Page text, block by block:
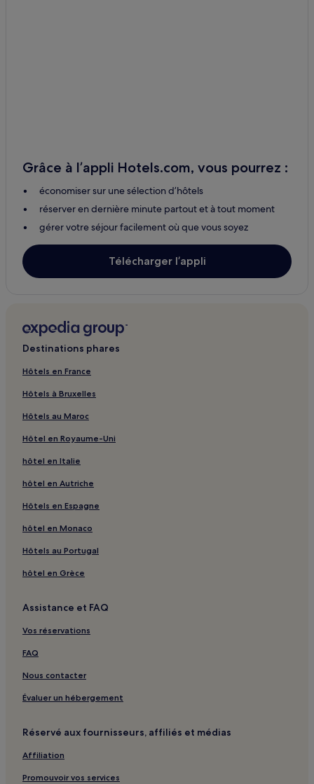
Maseru : hôtels
Maseru : Chambres d’hôtes
Grâce à l’appli Hotels.com, vous pourrez :
économiser sur une sélection d’hôtels
réserver en dernière minute partout et à tout moment
gérer votre séjour facilement où que vous soyez
Télécharger l’appli
Destinations phares
Hôtels en France
Hôtels à Bruxelles
Hôtels au Maroc
Hôtel en Royaume-Uni
hôtel en Italie
hôtel en Autriche
Hôtels en Espagne
hôtel en Monaco
Hôtels au Portugal
hôtel en Grèce
Assistance et FAQ
Vos réservations
FAQ
Nous contacter
Évaluer un hébergement
Réservé aux fournisseurs, affiliés et médias
Affiliation
Promouvoir vos services